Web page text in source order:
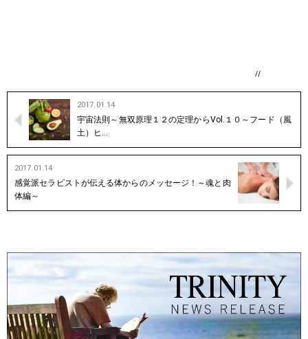
//
2017.01.14
宇宙法則～無双原理１２の定理からVol.１０～フード（風
土）ヒ…
2017.01.14
感覚派セラピストが伝える体からのメッセージ！～魂と肉
体編～